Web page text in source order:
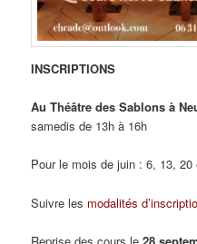
INSCRIPTIONS
Au Théâtre des Sablons à
samedis de 13h à 16h
Pour le mois de juin : 6, 13, 20
Suivre les modalités